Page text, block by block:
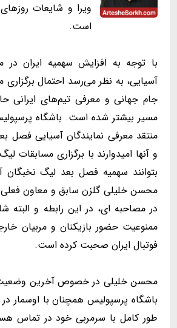
ویرا و شایعات
است.
با توجه به افزایش سهمیه ایران
آسیایی، به نظر می‌رسد احتمال برگزاری
جام جهانی و معرفی تیم‌های ایرانی
مسیر بیشتر شده است. باشگاه
منتقد معرفی نمایندگان آسیایی فصل
و آنها امیدوارند با برگزاری مسابقات
بتوانند سهمیه فصل بعد لیگ نخبگان
محسن خلیلی گلزن سابق و معاون
در مصاحبه ای، در این رابطه و البته
ممنوعیت حضور بازیکنان و مربیان
فوتبال ایران صحبت کرده است.
محسن خلیلی در خصوص آخرین وضعیت
باشگاه پرسپولیس همچنان با اوسمار در
طور کامل با سرمربی خود در تماس